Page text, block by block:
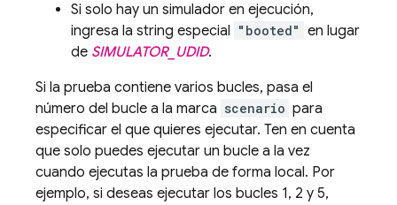
Si solo hay un simulador en ejecución,
ingresa la string especial "booted" en lugar
de SIMULATOR_UDID.
Si la prueba contiene varios bucles, pasa el
número del bucle a la marca scenario para
especificar el que quieres ejecutar. Ten en cuenta
que solo puedes ejecutar un bucle a la vez
cuando ejecutas la prueba de forma local. Por
ejemplo, si deseas ejecutar los bucles 1, 2 y 5,